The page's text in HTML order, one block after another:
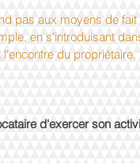
pas aux moyens de
en s'introduisant
du propriétaire.
d'exercer son